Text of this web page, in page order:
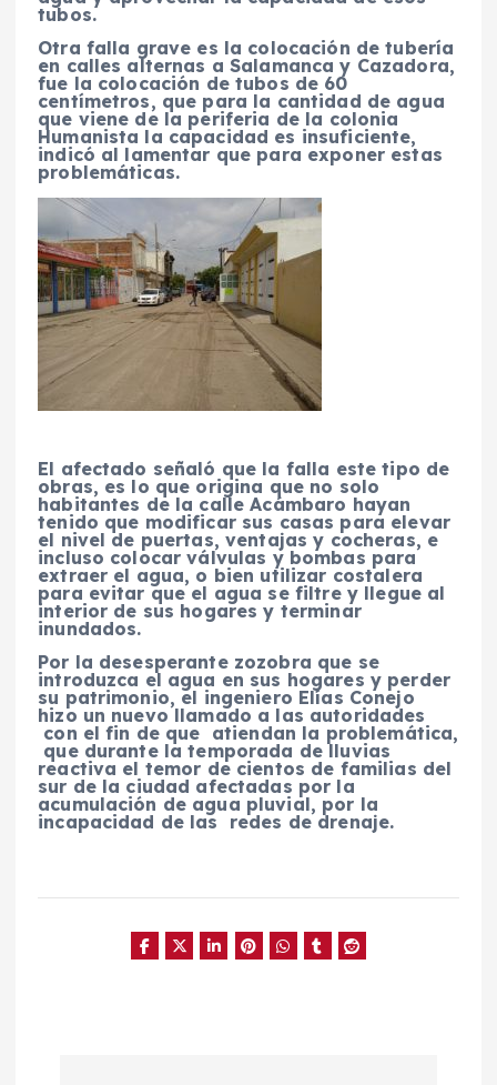
tubos.
Otra falla grave es la colocación de tubería
en calles alternas a Salamanca y Cazadora,
fue la colocación de tubos de 60
centímetros, que para la cantidad de agua
que viene de la periferia de la colonia
Humanista la capacidad es insuficiente,
indicó al lamentar que para exponer estas
problemáticas.
El afectado señaló que la falla este tipo de
obras, es lo que origina que no solo
habitantes de la calle Acámbaro hayan
tenido que modificar sus casas para elevar
el nivel de puertas, ventajas y cocheras, e
incluso colocar válvulas y bombas para
extraer el agua, o bien utilizar costalera
para evitar que el agua se filtre y llegue al
interior de sus hogares y terminar
inundados.
Por la desesperante zozobra que se
introduzca el agua en sus hogares y perder
su patrimonio, el ingeniero Elías Conejo
hizo un nuevo llamado a las autoridades
con el fin de que atiendan la problemática,
que durante la temporada de lluvias
reactiva el temor de cientos de familias del
sur de la ciudad afectadas por la
acumulación de agua pluvial, por la
incapacidad de las redes de drenaje.